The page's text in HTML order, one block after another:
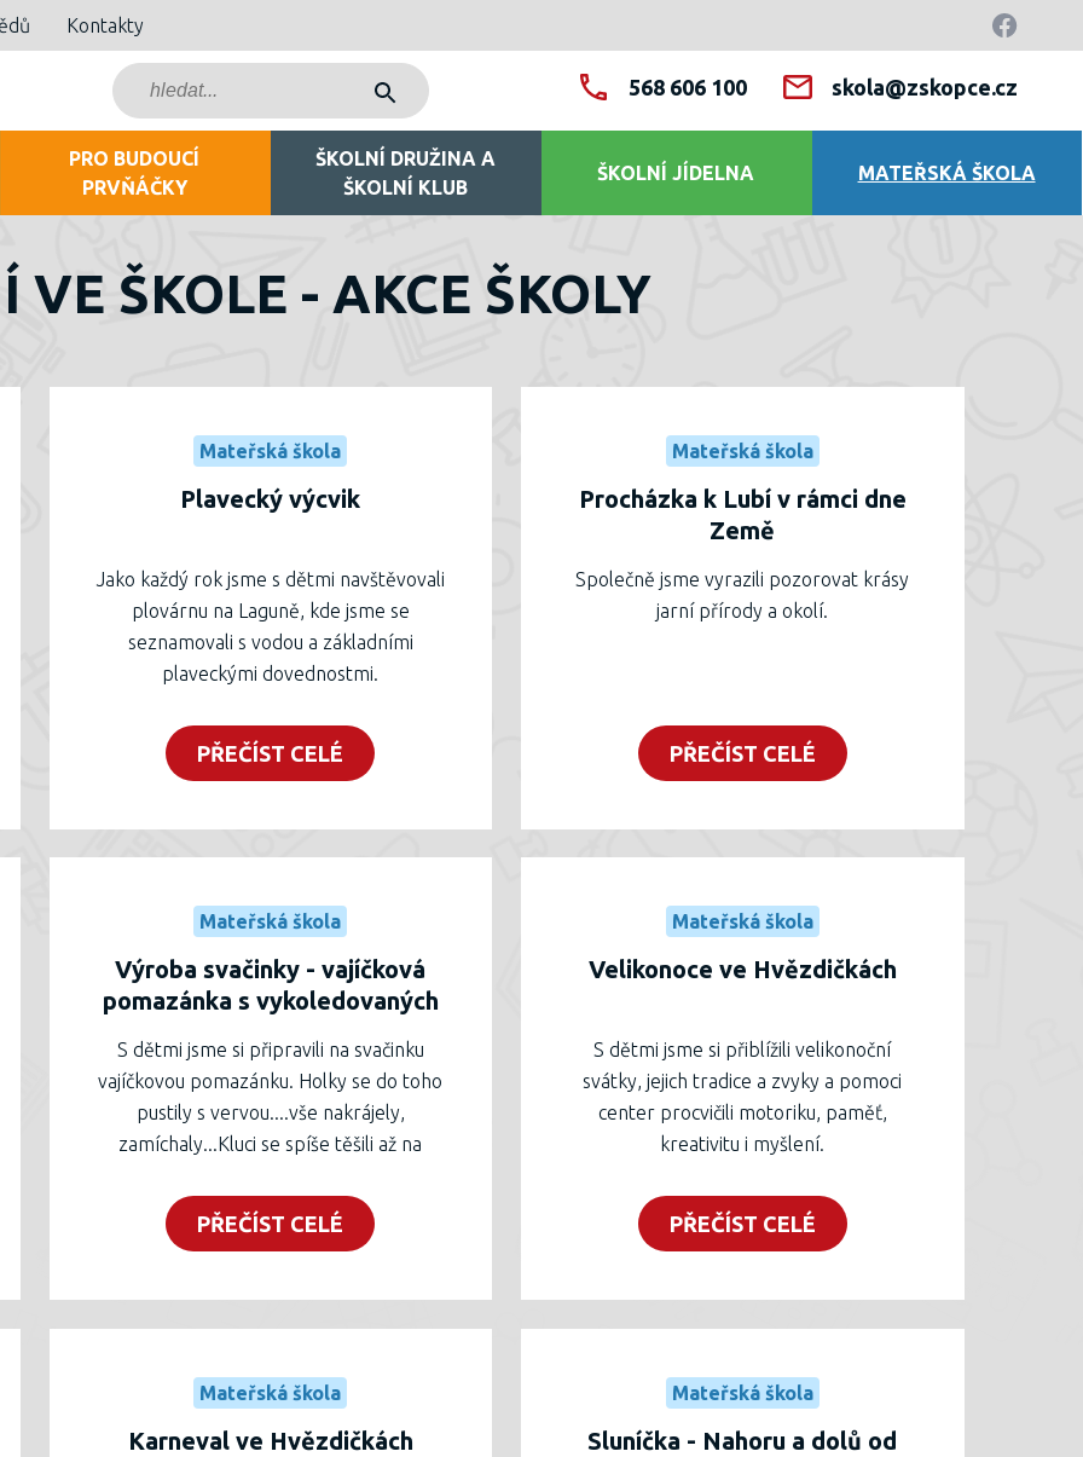
Kontakty
568 606 100 skola@zskopce.cz
PRO BUDOUCÍ
PRVŇÁČKY
ŠKOLNÍ DRUŽINA A
ŠKOLNÍ KLUB
ŠKOLNÍ JÍDELNA MATEŘSKÁ ŠKOLA
VE ŠKOLE - AKCE ŠKOLY
Mateřská škola
Plavecký výcvik
Jako každý rok jsme s dětmi navštěvovali
plovárnu na Laguně, kde jsme se
seznamovali s vodou a základními
plaveckými dovednostmi.
PŘEČÍST CELÉ
Mateřská škola
Procházka k Lubí v rámci dne
Země
Společně jsme vyrazili pozorovat krásy
jarní přírody a okolí.
PŘEČÍST CELÉ
Mateřská škola
Výroba svačinky - vajíčková
pomazánka s vykoledovaných
S dětmi jsme si připravili na svačinku
vajíčkovou pomazánku. Holky se do toho
pustily s vervou....vše nakrájely,
zamíchaly...Kluci se spíše těšili až na
ruku k dílu....no a jak se nám povedla?
Podívejte sami...:)
PŘEČÍST CELÉ
Mateřská škola
Velikonoce ve Hvězdičkách
S dětmi jsme si přiblížili velikonoční
svátky, jejich tradice a zvyky a pomoci
center procvičili motoriku, paměť,
kreativitu i myšlení.
PŘEČÍST CELÉ
Mateřská škola
Karneval ve Hvězdičkách
Mateřská škola
Sluníčka - Nahoru a dolů od